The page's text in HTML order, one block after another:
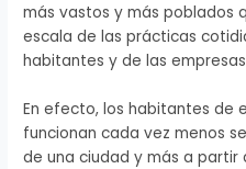
más vastos y más poblados
escala de las prácticas
habitantes y de las
En efecto, los habitantes de
funcionan cada vez menos
de una ciudad y más a partir